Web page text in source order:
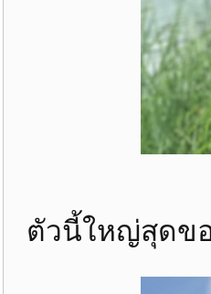
ตัวนี้ใหญ่สุดข